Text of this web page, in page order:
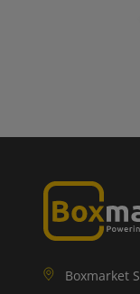
Boxmarket